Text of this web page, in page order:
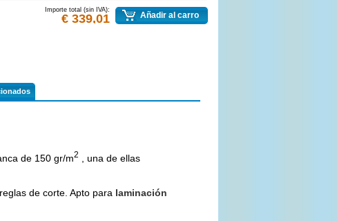
Importe total (sin IVA):
€ 339,01 Añadir al carro
de 150 gr/m2
, una de ellas
de corte. Apto para laminación